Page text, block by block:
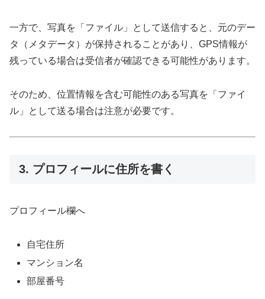
一方で、写真を「ファイル」として送信すると、元のデー
タ（メタデータ）が保持されることがあり、GPS情報が
残っている場合は受信者が確認できる可能性があります。
そのため、位置情報を含む可能性のある写真を「ファイ
ル」として送る場合は注意が必要です。
3. プロフィールに住所を書く
プロフィール欄へ
自宅住所
マンション名
部屋番号